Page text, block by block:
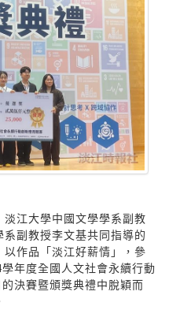
淡江大學中國文學學系副教
副教授李文基共同指導的
作品「淡江好薪情」，參
年度全國人文社會永續行動
決賽暨頒獎典禮中脫穎而